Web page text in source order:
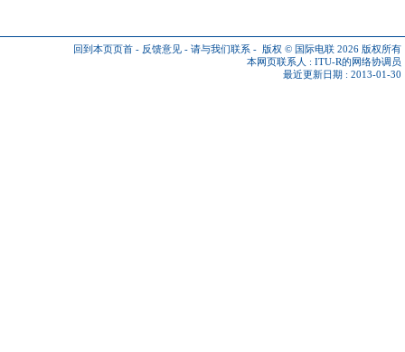
回到本页页首 - 反馈意见 - 请与我们联系 - 版权 © 国际电联 2026 版权所有
本网页联系人 : ITU-R的网络协调员
最近更新日期 : 2013-01-30